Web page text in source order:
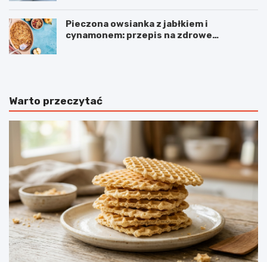
Pieczona owsianka z jabłkiem i
cynamonem: przepis na zdrowe
Warto przeczytać